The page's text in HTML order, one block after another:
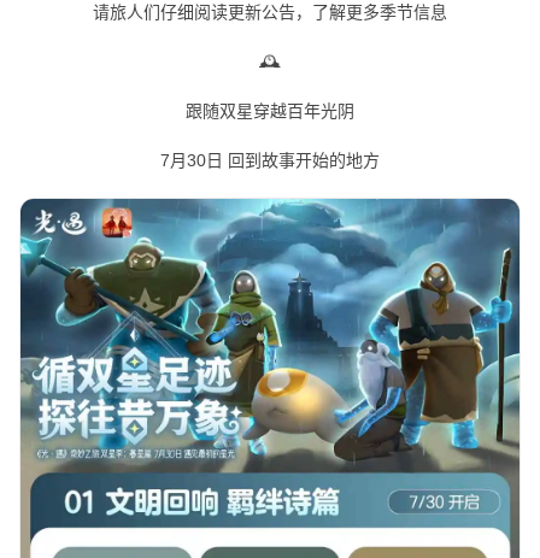
请旅人们仔细阅读更新公告，了解更多季节信息
🕰️
跟随双星穿越百年光阴
7月30日 回到故事开始的地方